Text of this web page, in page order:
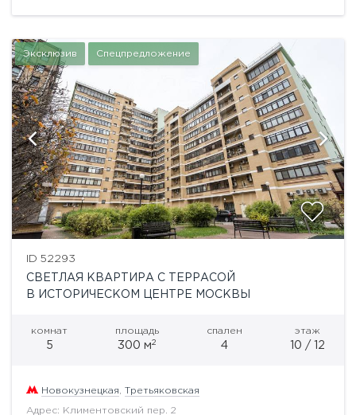
Эксклюзив Спецпредложение
ID 52293
СВЕТЛАЯ КВАРТИРА С ТЕРРАСОЙ
В ИСТОРИЧЕСКОМ ЦЕНТРЕ МОСКВЫ
комнат
5
площадь
300 м2
спален
4
этаж
10 / 12
Новокузнецкая Третьяковская
Адрес: Климентовский пер. 2